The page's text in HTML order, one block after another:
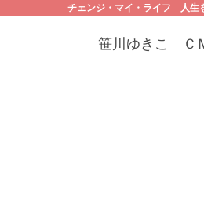
チェンジ・マイ・ライフ 人生
笹川ゆきこ Ｃ